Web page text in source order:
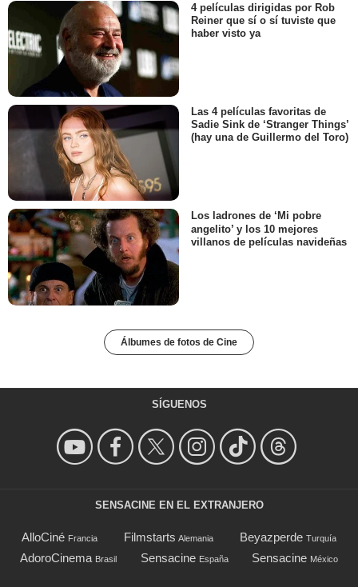
4 películas dirigidas por Rob
Reiner que sí o sí tuviste que
haber visto ya
Las 4 películas favoritas de
Sadie Sink de ‘Stranger Things’
(hay una de Guillermo del Toro)
Los ladrones de ‘Mi pobre
angelito’ y los 10 mejores
villanos de películas navideñas
Álbumes de fotos de Cine
SÍGUENOS
SENSACINE EN EL EXTRANJERO
AlloCiné Francia Filmstarts Alemania Beyazperde Turquía
AdoroCinema Brasil Sensacine España Sensacine México